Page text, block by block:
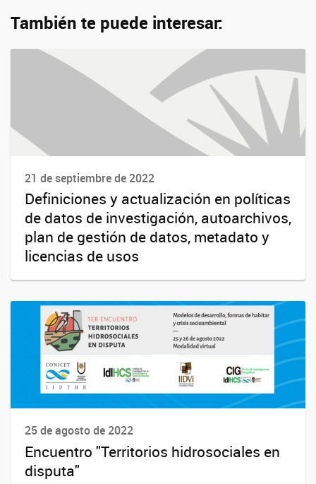
También te puede interesar:
21 de septiembre de 2022
Definiciones y actualización en políticas
de datos de investigación, autoarchivos,
plan de gestión de datos, metadato y
licencias de usos
25 de agosto de 2022
Encuentro "Territorios hidrosociales en
disputa"